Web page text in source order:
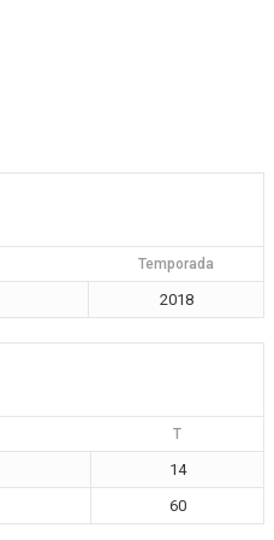
Temporada
2018
T
14
60